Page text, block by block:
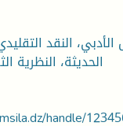
الأدبي، النقد
الحديثة، النظرية
handle/